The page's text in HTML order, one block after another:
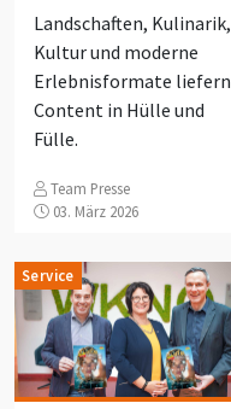
Landschaften, Kulinarik,
Kultur und moderne
Erlebnisformate liefern
Content in Hülle und
Fülle.
Team Presse
03. März 2026
Service